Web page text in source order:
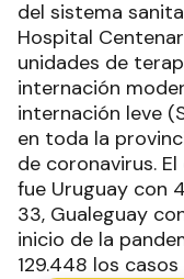
del sistema
Hospital
unidades de
internación
internación leve
en toda la
de coronavirus.
fue Uruguay con
33, Gualeguay
inicio de la
129.448 los